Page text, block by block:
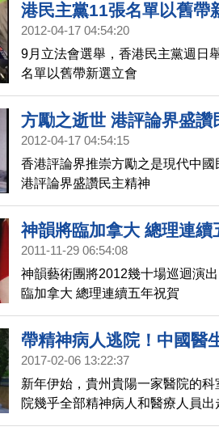
港民主黨11張名單以舊帶
2012-04-17 04:54:20
9月立法會選舉，香港民主黨週日
名單以舊帶新選立會
方勵之逝世 港評論界盛讚
2012-04-17 04:54:15
香港評論界推崇方勵之是現代中
港評論界盛讚民主精神
神韻將臨加拿大 總理連續
2011-11-29 06:54:08
神韻藝術團將2012幾十場巡迴演
臨加拿大 總理連續五年祝賀
帶精神病人逃院！中國醫
2017-02-06 13:22:37
新年伊始，貴州貴陽一家醫院的
院幾乎全部精神病人和醫療人員
原來的醫院扣留了醫生執業證，